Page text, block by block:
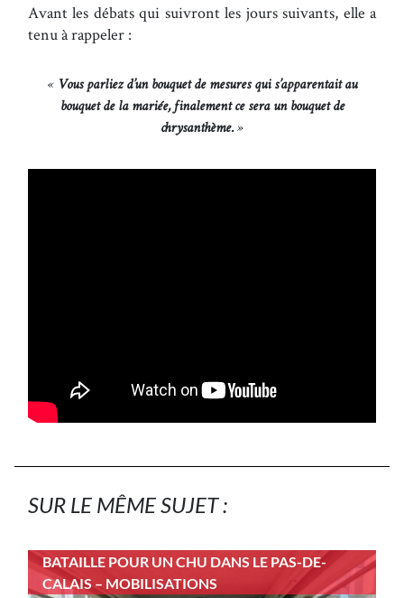
Avant les débats qui suivront les jours suivants, elle a
tenu à rappeler :
Vous parliez d’un bouquet de mesures qui s’apparentait au
bouquet de la mariée, finalement ce sera un bouquet de
chrysanthème.
SUR LE MÊME SUJET :
BATAILLE POUR UN CHU DANS LE PAS-DE-
CALAIS – MOBILISATIONS